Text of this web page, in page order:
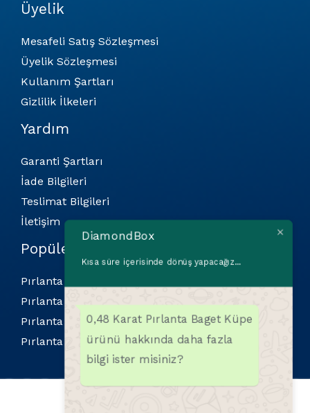
Üyelik
Mesafeli Satış Sözleşmesi
Üyelik Sözleşmesi
Kullanım Şartları
Gizlilik İlkeleri
Yardım
Garanti Şartları
İade Bilgileri
Teslimat Bilgileri
İletişim
Popüler Kategoriler
Pırlanta Bilekliler
Pırlanta Kolyeler
Pırlanta Küpeler
Pırlanta Yüzükler
DiamondBox
Kısa süre içerisinde dönüş yapacağız...
0,48 Karat Pırlanta Baget Küpe
ürünü hakkında daha fazla
bilgi ister misiniz?